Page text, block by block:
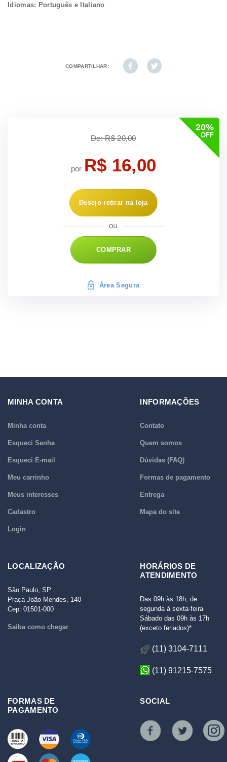
Idiomas: Português e Italiano
COMPARTILHAR:
20%
OFF
De: R$ 20,00
por R$ 16,00
Desejo retirar na loja
COMPRAR
Área Segura
MINHA CONTA
Minha conta
Esqueci Senha
Esqueci E-mail
Meu carrinho
Meus interesses
Cadastro
Login
INFORMAÇÕES
Contato
Quem somos
Dúvidas (FAQ)
Formas de pagamento
Entrega
Mapa do site
LOCALIZAÇÃO
São Paulo, SP
Praça João Mendes, 140
Cep: 01501-000
Saiba como chegar
HORÁRIOS DE
ATENDIMENTO
Das 09h às 18h, de
segunda à sexta-feira
Sábado das 09h às 17h
(exceto feriados)*
(11) 3104-7111
(11) 91215-7575
FORMAS DE
PAGAMENTO
SOCIAL